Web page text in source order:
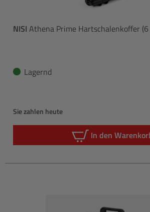
NISI Athena Prime Hartschalenkoffer
Lagernd
Sie zahlen heute
In den